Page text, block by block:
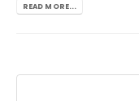
READ MORE...